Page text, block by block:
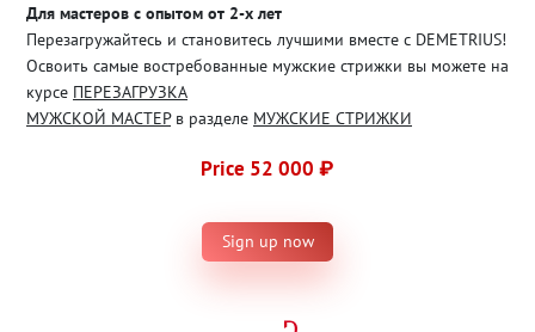
Для мастеров с опытом от 2-х лет
Перезагружайтесь и становитесь лучшими вместе с DEMETRIUS!
Освоить самые востребованные мужские стрижки вы можете на
курсе ПЕРЕЗАГРУЗКА
МУЖСКОЙ МАСТЕРв разделе МУЖСКИЕ СТРИЖКИ
Price 52 000 ₽
Sign up now